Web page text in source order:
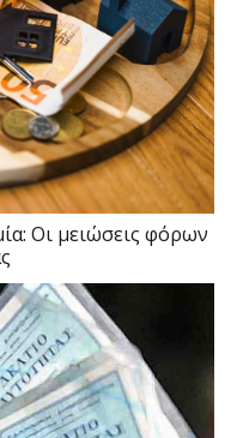
Οι μειώσεις φόρων